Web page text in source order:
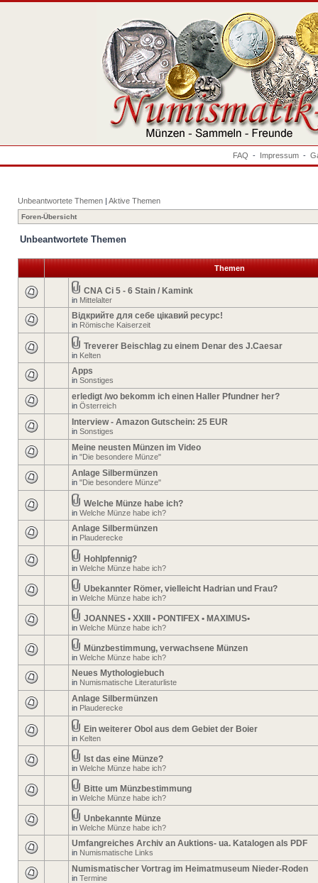
FAQ - Impressum -
Unbeantwortete Themen | Aktive Themen
Foren-Übersicht
Unbeantwortete Themen
Themen
CNA Ci 5 - 6 Stain / Kamink
in Mittelalter
Відкрийте для себе цікавий ресурс!
in Römische Kaiserzeit
Treverer Beischlag zu einem Denar des J.Caesar
in Kelten
Apps
in Sonstiges
erledigt /wo bekomm ich einen Haller Pfundner her?
in Österreich
Interview - Amazon Gutschein: 25 EUR
in Sonstiges
Meine neusten Münzen im Video
in "Die besondere Münze"
Anlage Silbermünzen
in "Die besondere Münze"
Welche Münze habe ich?
in Welche Münze habe ich?
Anlage Silbermünzen
in Plauderecke
Hohlpfennig?
in Welche Münze habe ich?
Ubekannter Römer, vielleicht Hadrian und Frau?
in Welche Münze habe ich?
JOANNES • XXIII • PONTIFEX • MAXIMUS•
in Welche Münze habe ich?
Münzbestimmung, verwachsene Münzen
in Welche Münze habe ich?
Neues Mythologiebuch
in Numismatische Literaturliste
Anlage Silbermünzen
in Plauderecke
Ein weiterer Obol aus dem Gebiet der Boier
in Kelten
Ist das eine Münze?
in Welche Münze habe ich?
Bitte um Münzbestimmung
in Welche Münze habe ich?
Unbekannte Münze
in Welche Münze habe ich?
Umfangreiches Archiv an Auktions- ua. Katalogen als PDF
in Numismatische Links
Numismatischer Vortrag im Heimatmuseum Nieder-Roden
in Termine